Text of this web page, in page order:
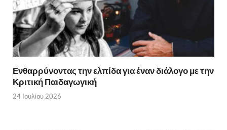
Ενθαρρύνοντας την ελπίδα για έναν διάλογο με την
Κριτική Παιδαγωγική
24 Ιουλίου 2026